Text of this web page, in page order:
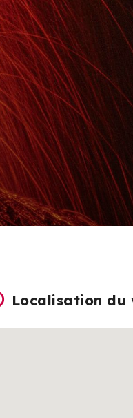
Localisation du